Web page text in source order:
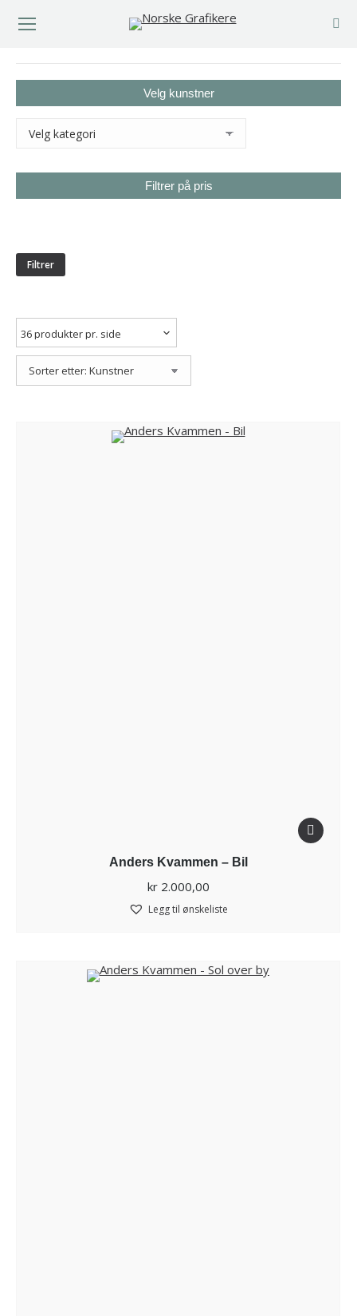
Velg kunstner
Filtrer på pris
Filtrer
Anders Kvammen – Bil
kr2.000,00
Legg til ønskeliste